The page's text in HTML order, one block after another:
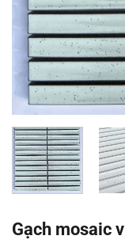
Gạch mosaic